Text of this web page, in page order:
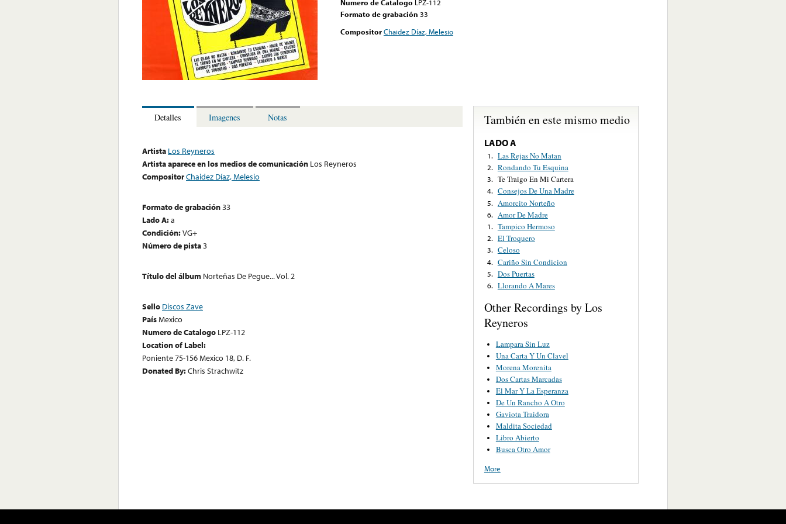
Numero de Catalogo
LPZ-112
Formato de grabación 33
CompositorChaidez Díaz, Melesio
Detalles Imagenes Notas
Artista Los Reyneros
Artista aparece en los medios de comunicación Los Reyneros
CompositorChaidez Díaz, Melesio
Formato de grabación33
Lado A:a
Condición:VG+
Número de pista3
Título del álbum Norteñas De Pegue... Vol. 2
Sello Discos Zave
PaísMexico
Numero de Catalogo LPZ-112
Location of Label:
Poniente 75-156 Mexico 18, D. F.
Donated By:Chris Strachwitz
También en este mismo medio
LADO A
1. Las Rejas No Matan
2. Rondando Tu Esquina
3. Te Traigo En Mi Cartera
4. Consejos De Una Madre
5. Amorcito Norteño
6. Amor De Madre
1. Tampico Hermoso
2. El Troquero
3. Celoso
4. Cariño Sin Condicion
5. Dos Puertas
6. Llorando A Mares
Other Recordings by Los
Reyneros
Lampara Sin Luz
Una Carta Y Un Clavel
Morena Morenita
Dos Cartas Marcadas
El Mar Y La Esperanza
De Un Rancho A Otro
Gaviota Traidora
Maldita Sociedad
Libro Abierto
Busca Otro Amor
More